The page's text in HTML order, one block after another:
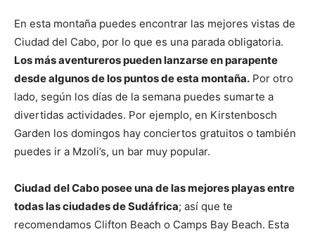
En esta montaña puedes encontrar las mejores vistas de
Ciudad del Cabo, por lo que es una parada obligatoria.
Los más aventureros pueden lanzarse en parapente
desde algunos de los puntos de esta montaña. Por otro
lado, según los días de la semana puedes sumarte a
divertidas actividades. Por ejemplo, en Kirstenbosch
Garden los domingos hay conciertos gratuitos o también
puedes ir a Mzoli’s, un bar muy popular.
Ciudad del Cabo posee una de las mejores playas entre
todas las ciudades de Sudáfrica; así que te
recomendamos Clifton Beach o Camps Bay Beach. Esta